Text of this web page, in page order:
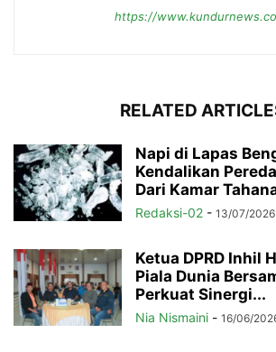
https://
RELATED
Napi di Lapas
Kendalikan
Dari Kamar
Redaksi-02 - 13/07/2026
Ketua DPRD Inhil
Piala Dunia
Perkuat Sinergi...
Nia Nismaini - 16/06/